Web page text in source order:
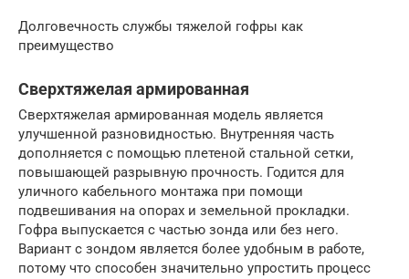
Долговечность службы тяжелой гофры как
преимущество
Сверхтяжелая армированная
Сверхтяжелая армированная модель является
улучшенной разновидностью. Внутренняя часть
дополняется с помощью плетеной стальной сетки,
повышающей разрывную прочность. Годится для
уличного кабельного монтажа при помощи
подвешивания на опорах и земельной прокладки.
Гофра выпускается с частью зонда или без него.
Вариант с зондом является более удобным в работе,
потому что способен значительно упростить процесс